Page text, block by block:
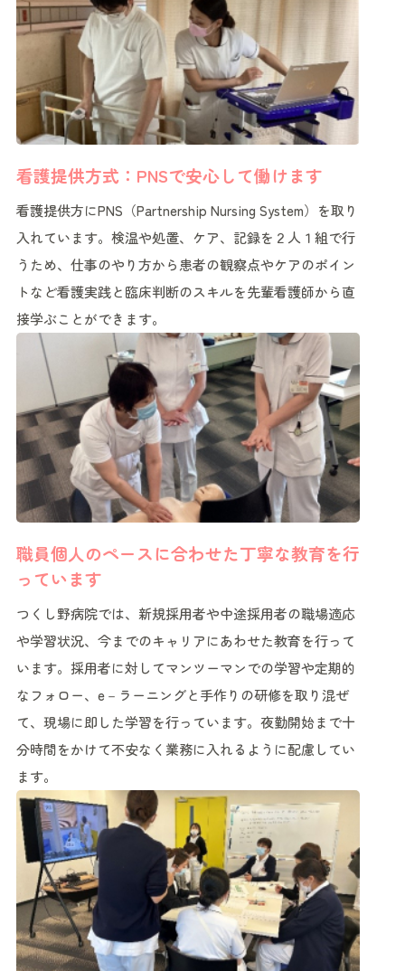
看護提供方式：PNSで安心して働けます
看護提供方にPNS（Partnership Nursing System）を取り
入れています。検温や処置、ケア、記録を２人１組で行
うため、仕事のやり方から患者の観察点やケアのポイン
トなど看護実践と臨床判断のスキルを先輩看護師から直
接学ぶことができます。
職員個人のペースに合わせた丁寧な教育を行
っています
つくし野病院では、新規採用者や中途採用者の職場適応
や学習状況、今までのキャリアにあわせた教育を行って
います。採用者に対してマンツーマンでの学習や定期的
なフォロー、e－ラーニングと手作りの研修を取り混ぜ
て、現場に即した学習を行っています。夜勤開始まで十
分時間をかけて不安なく業務に入れるように配慮してい
ます。